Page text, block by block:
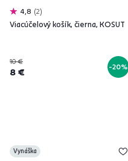
4,8 2
Viacúčelový košík, čierna, KOSUT
10 €
8 € -20%
Vynáška